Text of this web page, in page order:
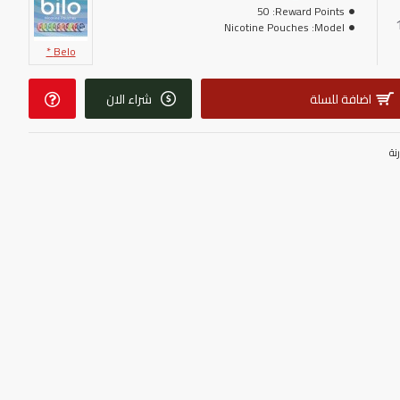
استخدامها، مما يجعلها مثالية للاستخدام اليومي. ببساطة ضع
إلى أجهزة خاصة أو ملحقات إضافية، مما يوفر لك الراحة والمرونة.
Reward Points:
50
Model:
Nicotine Pouches
Belo *
اضافة للسلة شراء الان